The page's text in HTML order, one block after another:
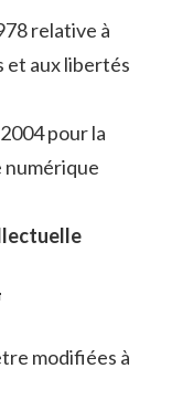
relative à
et aux libertés
pour la
numérique
modifiées à